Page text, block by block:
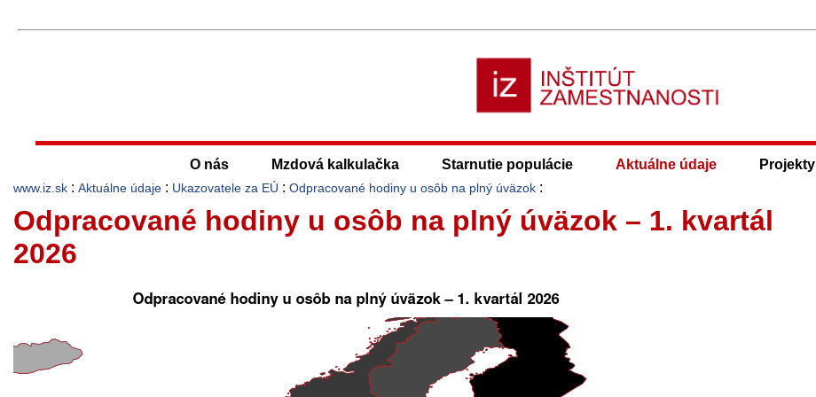
O nás Mzdová kalkulačka Starnutie populácie Aktuálne údaje Projekty
www.iz.sk : Aktuálne údaje : Ukazovatele za EÚ : Odpracované hodiny u osôb na plný úväzok :
Odpracované hodiny u osôb na plný úväzok – 1. kvartál
2026